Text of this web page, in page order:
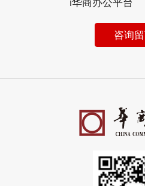
咨询